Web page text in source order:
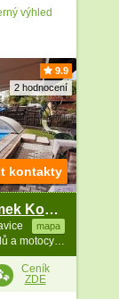
výhled
9.9
2 hodnocení
Chata Blaník s bazénem - zámek Konopiště
mapa
106.1 km vzdušně od Muzeum automobilů a motocyklů
kontakty
Ceník
ZDE